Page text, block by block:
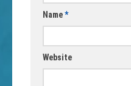
Name*
Website